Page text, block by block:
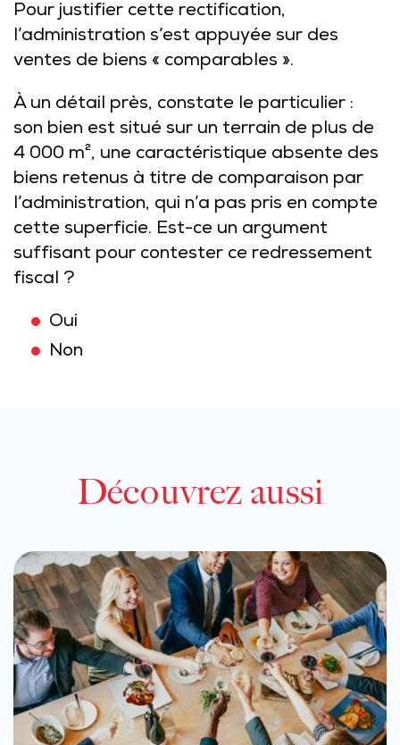
Pour justifier cette rectification,
l’administration s’est appuyée sur des
ventes de biens « comparables ».
À un détail près, constate le particulier :
son bien est situé sur un terrain de plus de
4 000 m², une caractéristique absente des
biens retenus à titre de comparaison par
l’administration, qui n’a pas pris en compte
cette superficie. Est-ce un argument
suffisant pour contester ce redressement
fiscal ?
Oui
Non
Découvrez aussi